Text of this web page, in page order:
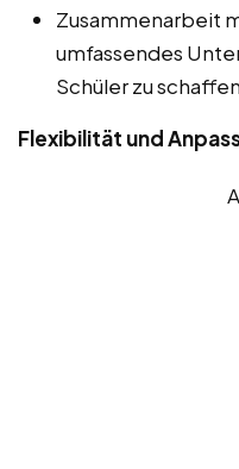
Zusammenarbeit
umfassendes
Schüler zu
Flexibilität und